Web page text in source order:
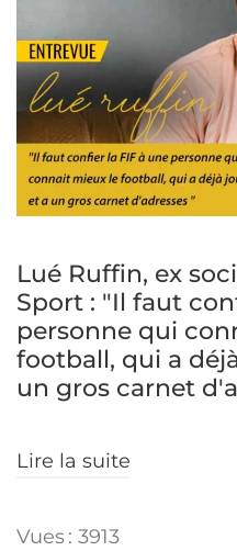
Lué Ruffin, ex
Sport : "Il faut
personne qui
football, qui a
un gros carnet
Lire la suite
Vues : 3913